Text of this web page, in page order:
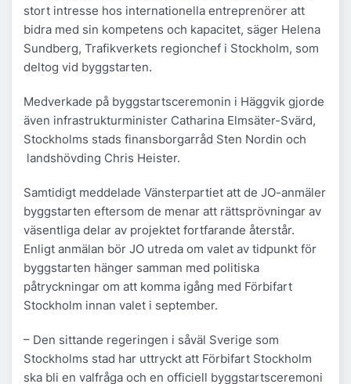
stort intresse hos internationella entreprenörer att
bidra med sin kompetens och kapacitet, säger Helena
Sundberg, Trafikverkets regionchef i Stockholm, som
deltog vid byggstarten.
Medverkade på byggstartsceremonin i Häggvik gjorde
även infrastrukturminister Catharina Elmsäter-Svärd,
Stockholms stads finansborgarråd Sten Nordin och
landshövding Chris Heister.
Samtidigt meddelade Vänsterpartiet att de JO-anmäler
byggstarten eftersom de menar att rättsprövningar av
väsentliga delar av projektet fortfarande återstår.
Enligt anmälan bör JO utreda om valet av tidpunkt för
byggstarten hänger samman med politiska
påtryckningar om att komma igång med Förbifart
Stockholm innan valet i september.
– Den sittande regeringen i såväl Sverige som
Stockholms stad har uttryckt att Förbifart Stockholm
ska bli en valfråga och en officiell byggstartsceremoni